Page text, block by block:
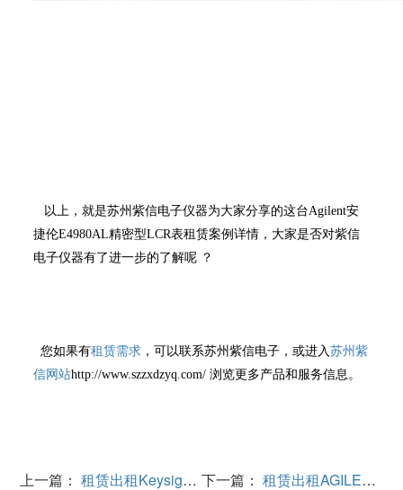
以上，就是苏州紫信电子仪器为大家分享的这台Agilent安
捷伦E4980AL精密型LCR表租赁案例详情，大家是否对紫信
电子仪器有了进一步的了解呢 ？
您如果有租赁需求 ， 可以联系苏州紫信电子，或进入 苏州紫
信网站http://www.szzxdzyq.com/ 浏览更多产品和服务信息。
上一篇： 租赁出租Keysight是德53148A频率计26.5G 下一篇： 租赁出租AGILENT安捷伦N6700C电源400W，4 插槽